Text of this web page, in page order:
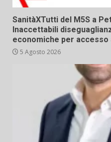
SanitàXTutti del M5S a
Inaccettabili
economiche per accesso
5 Agosto 2026